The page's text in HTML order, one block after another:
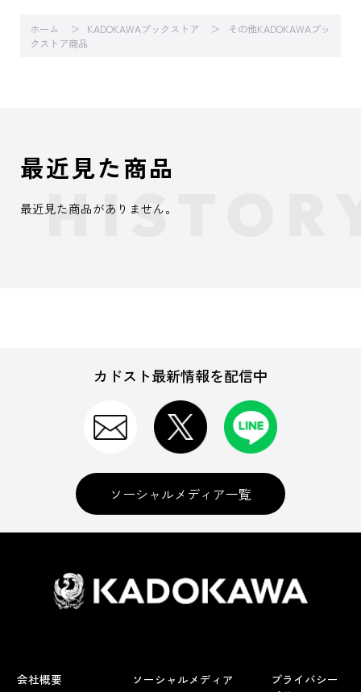
ホーム KADOKAWAブックストア
その他KADOKAWAブッ
クストア商品
最近見た商品
最近見た商品がありません。
カドスト最新情報を配信中
ソーシャルメディア一覧
会社概要 ソーシャルメディア
プライバシー